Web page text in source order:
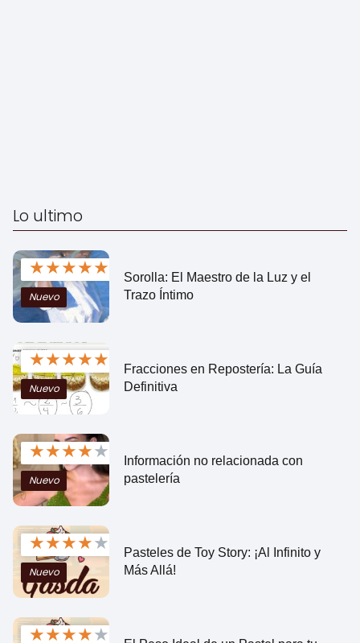
Lo ultimo
★★★★★
Nuevo
Sorolla: El Maestro de la Luz y el
Trazo Íntimo
★★★★★
Nuevo
Fracciones en Repostería: La Guía
Definitiva
★★★★★
Nuevo
Información no relacionada con
pastelería
★★★★★
Nuevo
Pasteles de Toy Story: ¡Al Infinito y
Más Allá!
★★★★★